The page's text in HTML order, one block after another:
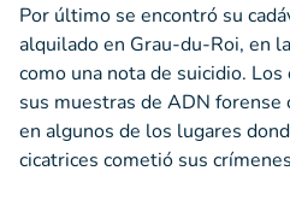
Por último se encontró su
alquilado en Grau-du-Roi, en
como una nota de suicidio.
sus muestras de ADN forense
en algunos de los lugares
cicatrices cometió sus